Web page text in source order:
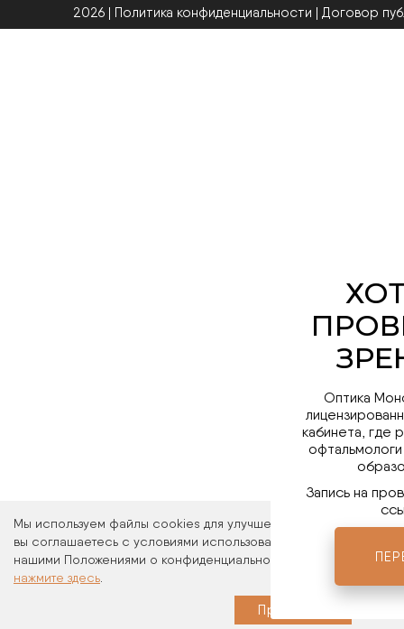
Мы используем файлы cookies для улучшения работы сайта.
вы соглашаетесь с условиями использования файлов cookies.
нашими Положениями о конфиденциальности и об
нажмите здесь
Принимаю
2026 | Политика конфиденциальности | Договор
Оптика
кабинета, где
Запись на
Мы в